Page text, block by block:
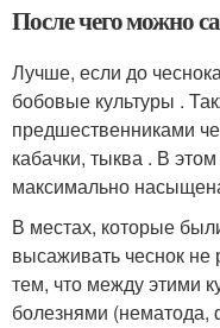
После чего можно
Лучше, если до
бобовые культуры .
предшественниками
кабачки, тыква . В
максимально
В местах, которые
высаживать чеснок
тем, что между этими
болезнями (нематода,